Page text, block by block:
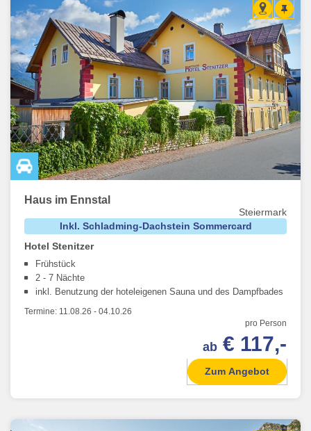
Kostenlose Teilnahme an
organisierten Wanderungen
Freier Eintritt in diverse
Museen
Freier Eintritt zu denPit-Pat AnlagenundMinigolfplätzen
Freie Fahrten mit ausgewählten
Berg- und Seilbahnen(1
x Berg- und Talfahrt pro Tag) (Öffnungszeiten lt. Aushang
vor Ort oder online)
Freie Fahrt mit dem
Bummelzug Kali Express
Einmalige freie Fahrt mit derRittisberg Coaster
Sommerrodelbahn(nur in der Vor- und Nachsaison, lt. Info
lt. Aushang vor Ort oder online)
Haus im Ennstal
Steiermark
Inkl. Schladming-Dachstein Sommercard
Hotel Stenitzer
Frühstück
2 - 7 Nächte
inkl. Benutzung der hoteleigenen Sauna und des Dampfbades
Termine: 11.08.26 - 04.10.26
pro Person
ab € 117,-
Zum Angebot